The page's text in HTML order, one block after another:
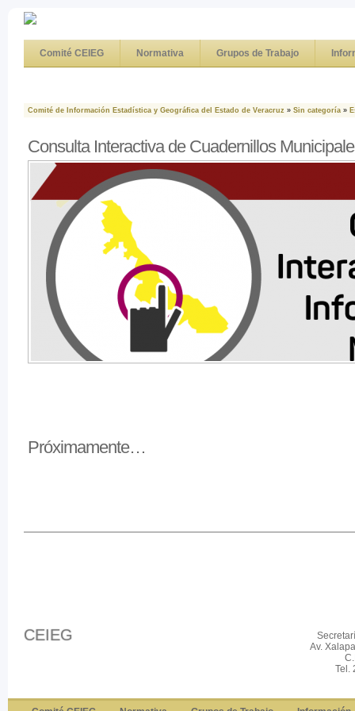
Comité CEIEG Normativa Grupos de Trabajo
Comité de Información Estadística y Geográfica del Estado de Veracruz » Sin categoría »
Consulta Interactiva de Cuadernillos
Próximamente…
CEIEG
Av.
Tel.